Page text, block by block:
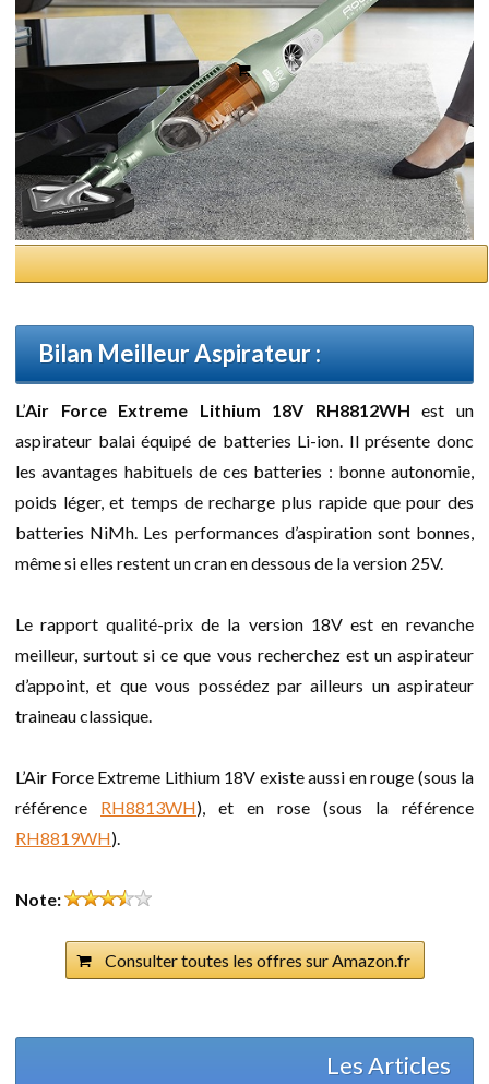
Bilan Meilleur Aspirateur :
L’Air Force Extreme Lithium 18V RH8812WH est un
aspirateur balai équipé de batteries Li-ion. Il présente donc
les avantages habituels de ces batteries : bonne autonomie,
poids léger, et temps de recharge plus rapide que pour des
batteries NiMh. Les performances d’aspiration sont bonnes,
même si elles restent un cran en dessous de la version 25V.
Le rapport qualité-prix de la version 18V est en revanche
meilleur, surtout si ce que vous recherchez est un aspirateur
d’appoint, et que vous possédez par ailleurs un aspirateur
traineau classique.
L’Air Force Extreme Lithium 18V existe aussi en rouge (sous la
référence RH8813WH), et en rose (sous la référence
RH8819WH).
Note:
Consulter toutes les offres sur Amazon.fr
Les Articles